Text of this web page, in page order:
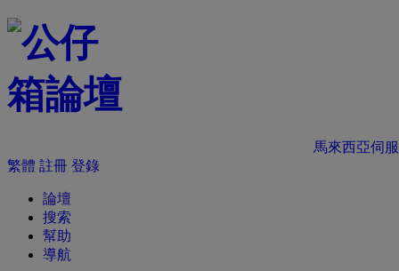
馬來西亞伺
繁體 註冊 登錄
論壇
搜索
幫助
導航